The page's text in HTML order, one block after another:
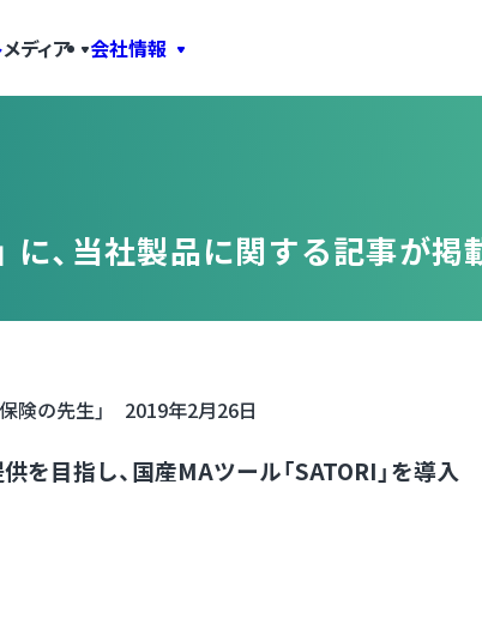
メディア 会社情報
に、当社製品に関する記事が掲
保険の先生」 2019年2月26日
を目指し、国産MAツール「SATORI」を導入